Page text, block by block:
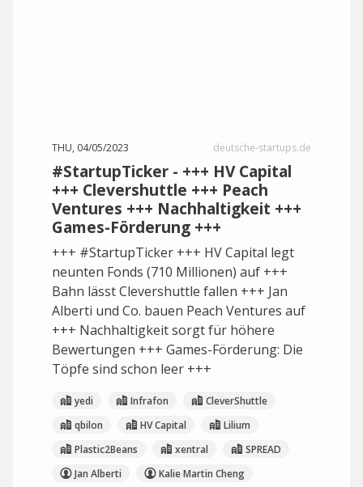
THU, 04/05/2023 deutsche-startups.de
#StartupTicker - +++ HV Capital
+++ Clevershuttle +++ Peach
Ventures +++ Nachhaltigkeit +++
Games-Förderung +++
+++ #StartupTicker +++ HV Capital legt
neunten Fonds (710 Millionen) auf +++
Bahn lässt Clevershuttle fallen +++ Jan
Alberti und Co. bauen Peach Ventures auf
+++ Nachhaltigkeit sorgt für höhere
Bewertungen +++ Games-Förderung: Die
Töpfe sind schon leer +++
yedi Infrafon
CleverShuttle
qbilon
HV Capital
Lilium
Plastic2Beans
xentral
SPREAD
Jan Alberti
Kalie Martin Cheng